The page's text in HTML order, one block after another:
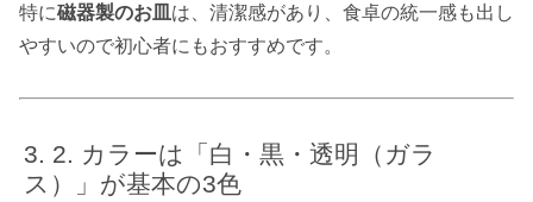
特に磁器製のお皿 は、清潔感があり、食卓の統一感も出し
やすいので初心者にもおすすめです。
2. カラーは「白・黒・透明（ガラ
ス）」が基本の3色